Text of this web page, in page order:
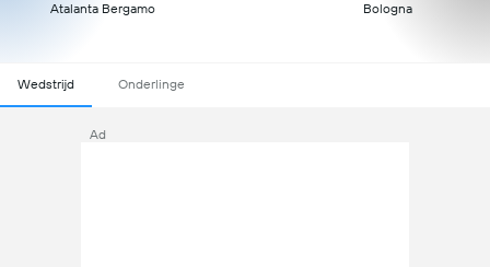
Atalanta Bergamo Bologna
Wedstrijd Onderlinge
Ad